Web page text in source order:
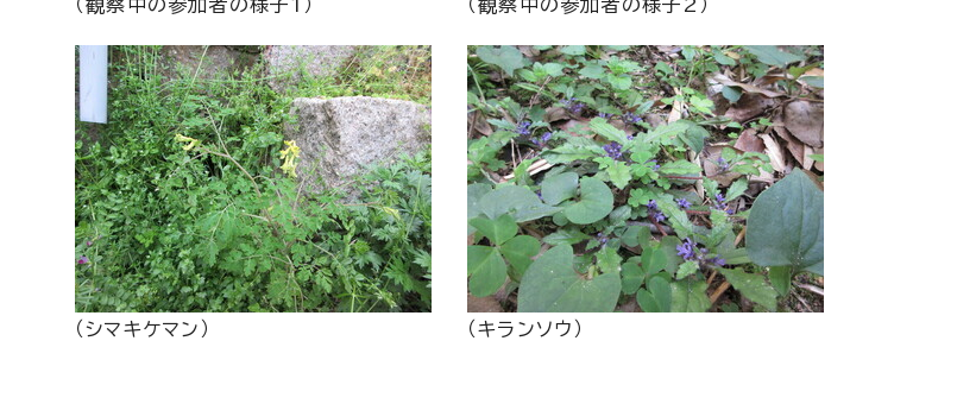
（観察中の参加者の様子1） （観察中の参加者の様子2）
（シマキケマン） （キランソウ）